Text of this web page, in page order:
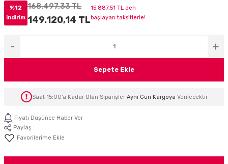
( SES KARTLI )
%12
indirim
168.497,33 TL
149.120,14 TL
15.887,51 TL den
başlayan taksitlerle!
Sepete Ekle
Saat 15:00'a Kadar Olan Siparişler Aynı Gün Kargoya Verilecektir
Fiyatı Düşünce Haber Ver
Paylaş